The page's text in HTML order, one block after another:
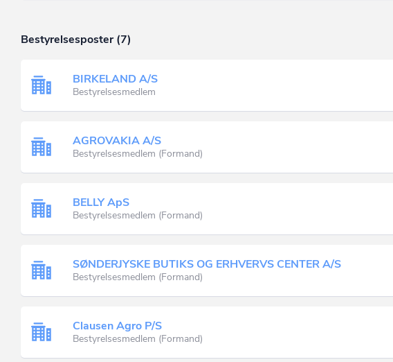
Bestyrelsesposter (7)
BIRKELAND A/S
Bestyrelsesmedlem
AGROVAKIA A/S
Bestyrelsesmedlem (Formand)
BELLY ApS
Bestyrelsesmedlem (Formand)
SØNDERJYSKE BUTIKS OG ERHVERVS CENTER A/S
Bestyrelsesmedlem (Formand)
Clausen Agro P/S
Bestyrelsesmedlem (Formand)